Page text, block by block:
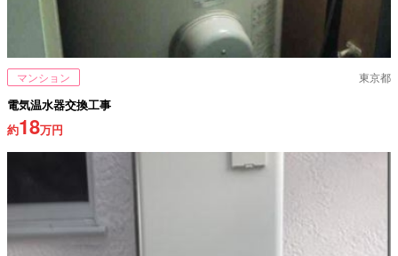
マンション 東京都
電気温水器交換工事
約18万円